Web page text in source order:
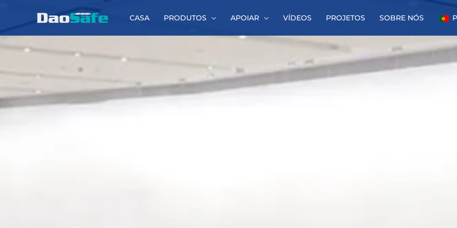
CASA PRODUTOS APOIAR VÍDEOS PROJETOS SOBRE NÓS